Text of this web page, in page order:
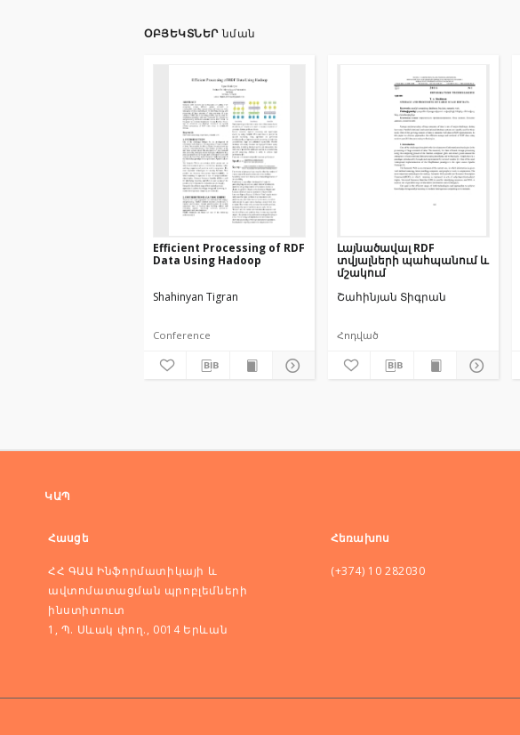
ՕԲՅԵԿՏՆԵՐ նման
Efficient Processing of RDF
Data Using Hadoop
Shahinyan Tigran
Conference
Լայնածավալ RDF
տվյալների պահպանում և
մշակում
Շահինյան Տիգրան
Հոդված
ԿԱՊ
Հասցե
ՀՀ ԳԱԱ Ինֆորմատիկայի և
ավտոմատացման պրոբլեմների
ինստիտուտ
1, Պ. Սևակ փող., 0014 Երևան
Հեռախոս
(+374) 10 282030